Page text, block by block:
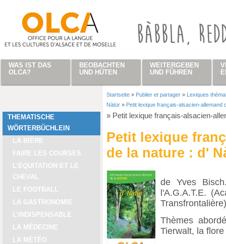
THEMATISCHE
WÖRTERBÜCHLEIN
LA BIÈRE
FAIRE LES COURSES
L’ÉQUITATION ET LE
CHEVAL
LE FOOTBALL
LA GASTRONOMIE
L’INDISPENSABLE
LA MÉDECINE
LA MÉTÉO
Sie sind hier
Startseite » Publier et partager » Lexiques
Nàtür » Petit lexique français-alsacien-allemand
» Petit lexique français-alsacien-
Petit lexique
de la nature : d'
de Yves
l'A.G.A.T.E.
Thèmes
Tierwalt, la
WAS IST DAS
OLCA?
BEOBACHTEN
UND HÜTEN
WEITERGEBEN
UND FÜHREN